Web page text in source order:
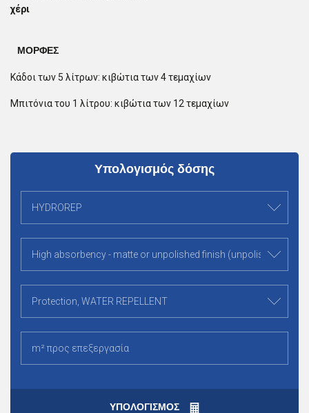
χέρι
ΜΟΡΦΈΣ
Κάδοι των 5 λίτρων: κιβώτια των 4 τεμαχίων
Μπιτόνια του 1 λίτρου: κιβώτια των 12 τεμαχίων
Υπολογισμός δόσης
ΥΠΟΛΟΓΙΣΜΌΣ